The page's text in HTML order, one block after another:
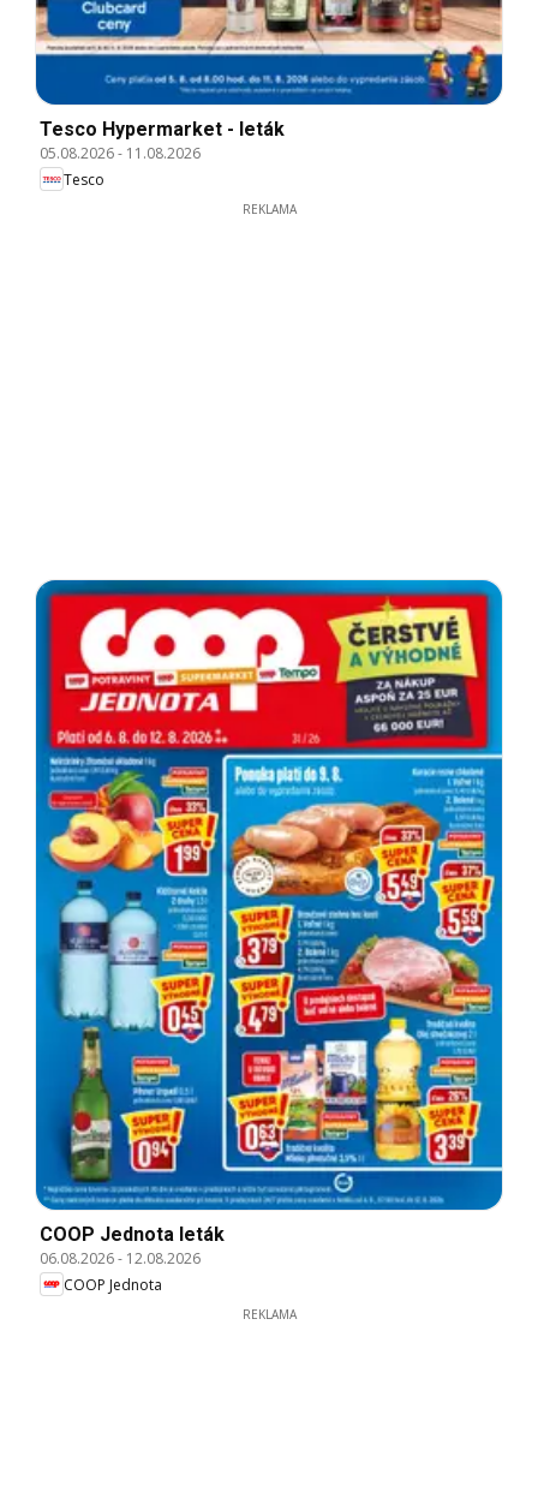
Tesco Hypermarket - leták
05.08.2026- 11.08.2026
Tesco
REKLAMA
COOP Jednota leták
06.08.2026- 12.08.2026
COOP Jednota
REKLAMA